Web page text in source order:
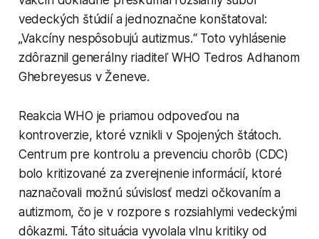
vedeckých štúdií a jednoznačne konštatoval:
„Vakcíny nespôsobujú autizmus.“ Toto vyhlásenie
zdôraznil generálny riaditeľ WHO Tedros Adhanom
Ghebreyesus v Ženeve.
Reakcia WHO je priamou odpoveďou na
kontroverzie, ktoré vznikli v Spojených štátoch.
Centrum pre kontrolu a prevenciu chorôb (CDC)
bolo kritizované za zverejnenie informácií, ktoré
naznačovali možnú súvislosť medzi očkovaním a
autizmom, čo je v rozpore s rozsiahlymi vedeckými
dôkazmi. Táto situácia vyvolala vlnu kritiky od